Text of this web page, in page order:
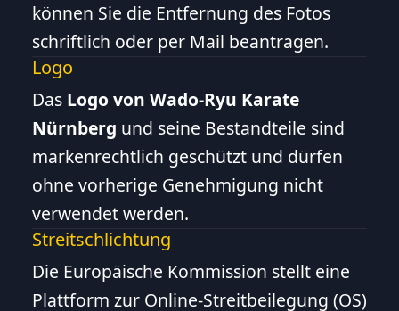
können Sie die Entfernung des Fotos
schriftlich oder per Mail beantragen.
Logo
Das Logo von Wado-Ryu Karate
Nürnberg und seine Bestandteile sind
markenrechtlich geschützt und dürfen
ohne vorherige Genehmigung nicht
verwendet werden.
Streitschlichtung
Die Europäische Kommission stellt eine
Plattform zur Online-Streitbeilegung (OS)